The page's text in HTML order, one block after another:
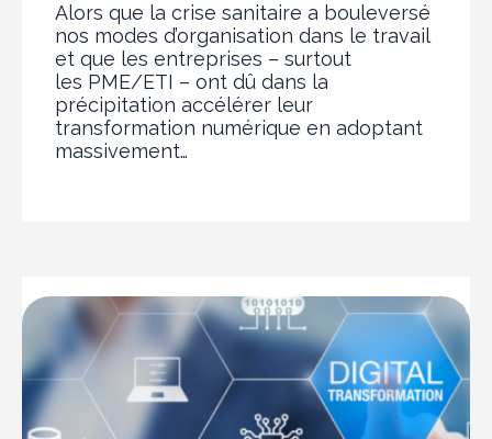
Alors que la crise sanitaire a bouleversé
nos modes d’organisation dans le travail
et que les entreprises – surtout
les PME/ETI – ont dû dans la
précipitation accélérer leur
transformation numérique en adoptant
massivement…